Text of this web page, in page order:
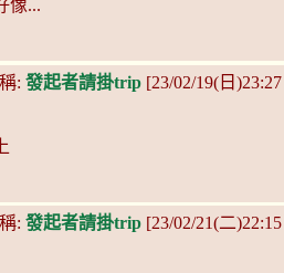
像...
: 發起者請掛trip [23/02/19(日
: 發起者請掛trip [23/02/21(二